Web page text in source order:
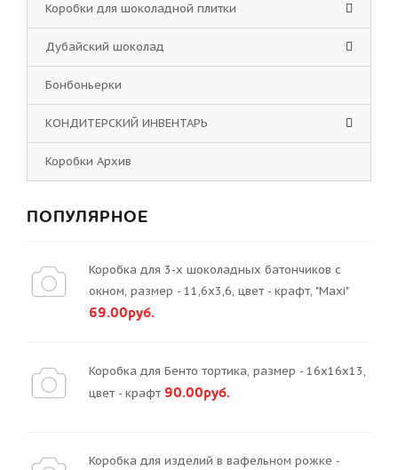
Коробки для шоколадной плитки
Дубайский шоколад
Бонбоньерки
КОНДИТЕРСКИЙ ИНВЕНТАРЬ
Коробки Архив
ПОПУЛЯРНОЕ
Коробка для 3-х шоколадных батончиков с
окном, размер - 11,6х3,6, цвет - крафт, "Maxi"
69.00руб.
Коробка для Бенто тортика, размер - 16х16х13,
цвет - крафт 90.00руб.
Коробка для изделий в вафельном рожке -